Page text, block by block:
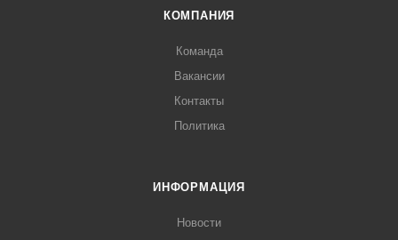
КОМПАНИЯ
Команда
Вакансии
Контакты
Политика
ИНФОРМАЦИЯ
Новости